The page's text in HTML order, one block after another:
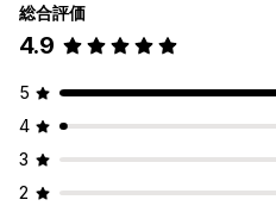
総合評価
4.9
5
4
3
2